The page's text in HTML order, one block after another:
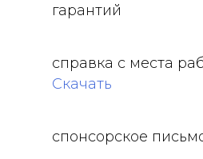
гарантий
справка с места
Скачать
спонсорское